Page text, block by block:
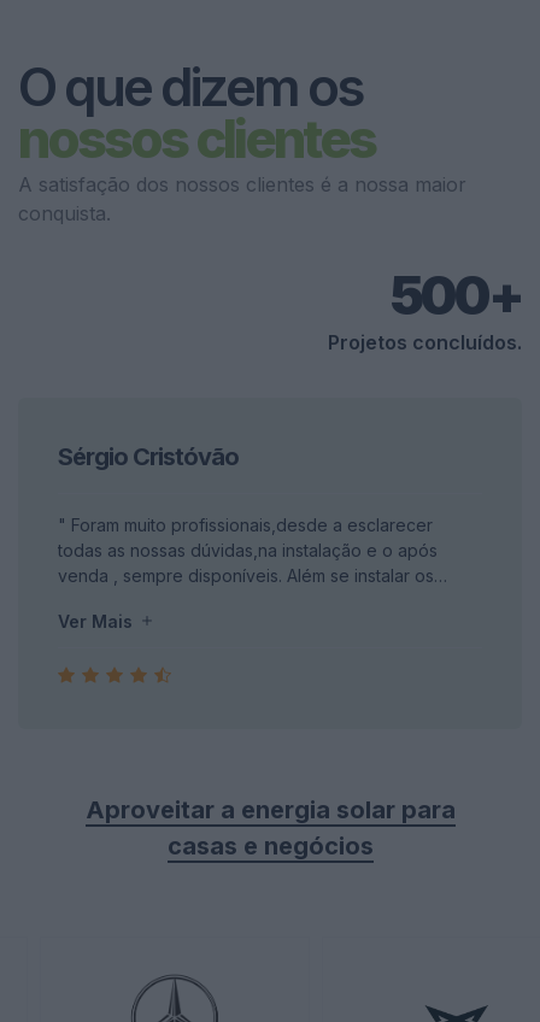
O que dizem os
nossos clientes
A satisfação dos nossos clientes é a nossa maior
conquista.
500+
Projetos concluídos.
Sérgio Cristóvão
" Foram muito profissionais,desde a esclarecer
todas as nossas dúvidas,na instalação e o após
venda , sempre disponíveis. Além se instalar os
águas,a fatura do gás reduzio de 50 para 12 euros e
menos 40 euros "
Ver Mais
Aproveitar a energia solar para
casas e negócios